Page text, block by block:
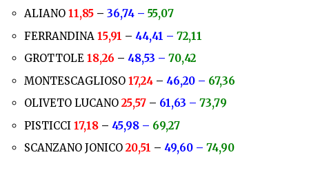
ALIANO 11,85 – 36,74 – 55,07
FERRANDINA 15,91 – 44,41 – 72,11
GROTTOLE 18,26 – 48,53 – 70,42
MONTESCAGLIOSO 17,24 – 46,20 – 67,36
OLIVETO LUCANO 25,57 – 61,63 – 73,79
PISTICCI 17,18 – 45,98 – 69,27
SCANZANO JONICO 20,51 – 49,60 – 74,90